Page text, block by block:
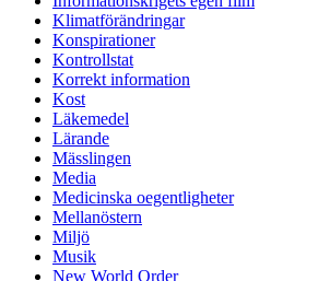
Klimatförändringar
Konspirationer
Kontrollstat
Korrekt information
Kost
Läkemedel
Lärande
Mässlingen
Media
Medicinska oegentligheter
Mellanöstern
Miljö
Musik
New World Order